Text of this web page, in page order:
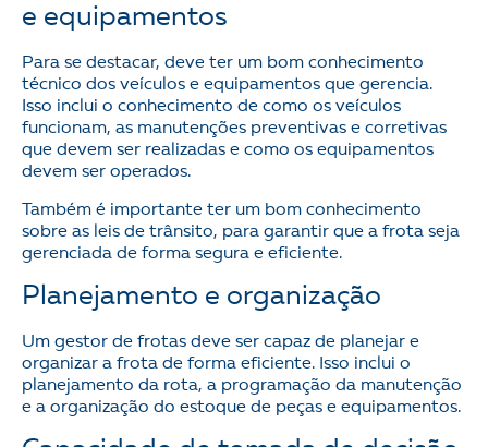
e equipamentos
Para se destacar, deve ter um bom conhecimento
técnico dos veículos e equipamentos que gerencia.
Isso inclui o conhecimento de como os veículos
funcionam, as manutenções preventivas e corretivas
que devem ser realizadas e como os equipamentos
devem ser operados.
Também é importante ter um bom conhecimento
sobre as leis de trânsito, para garantir que a frota seja
gerenciada de forma segura e eficiente.
Planejamento e organização
Um gestor de frotas deve ser capaz de planejar e
organizar a frota de forma eficiente. Isso inclui o
planejamento da rota, a programação da manutenção
e a organização do estoque de peças e equipamentos.